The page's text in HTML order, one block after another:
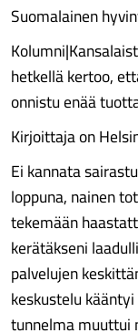
Suomalainen
hetkellä kertoo,
onnistu enää
Kirjoittaja on
Ei kannata
loppuna, nainen
tekemään
kerätäkseni
palvelujen
keskustelu
tunnelma muuttui